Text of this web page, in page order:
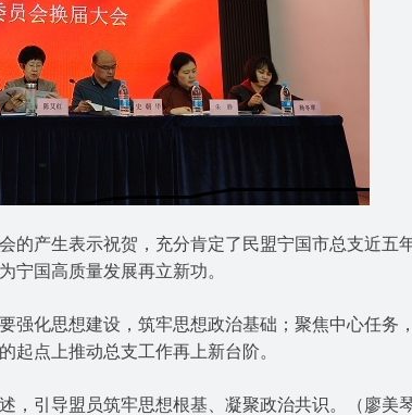
产生表示祝贺，充分肯定了民盟宁国市总支近五
宁国高质量发展再立新功。
思想建设，筑牢思想政治基础；聚焦中心任务
起点上推动总支工作再上新台阶。
引导盟员筑牢思想根基、凝聚政治共识。（廖美琴